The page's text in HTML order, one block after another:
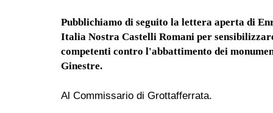
Pubblichiamo di seguito la lettera aperta di
Italia Nostra Castelli Romani per
competenti contro l'abbattimento dei
Ginestre.
Al Commissario di Grottafferrata.